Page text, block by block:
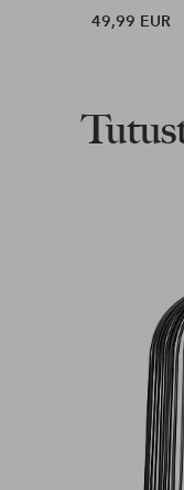
49,99 EUR